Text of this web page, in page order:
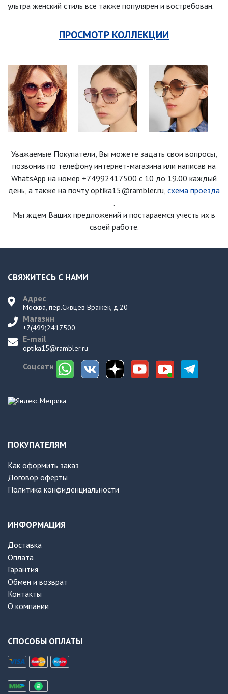
ультра женский стиль все также популярен и востребован.
ПРОСМОТР КОЛЛЕКЦИИ
Уважаемые Покупатели, Вы можете задать свои вопросы,
позвонив по телефону интернет-магазина или написав на
WhatsApp на номер +74992417500 с 10 до 19.00 каждый
день, а также на почту optika15@rambler.ru, схема проезда
.
Мы ждем Ваших предложений и постараемся учесть их в
своей работе.
СВЯЖИТЕСЬ С НАМИ
Адрес
Москва, пер.Сивцев Вражек, д.20
Магазин
+7(499)2417500
E-mail
optika15@rambler.ru
Соцсети
ПОКУПАТЕЛЯМ
Как оформить заказ
Договор оферты
Политика конфиденциальности
ИНФОРМАЦИЯ
Доставка
Оплата
Гарантия
Обмен и возврат
Контакты
О компании
СПОСОБЫ ОПЛАТЫ